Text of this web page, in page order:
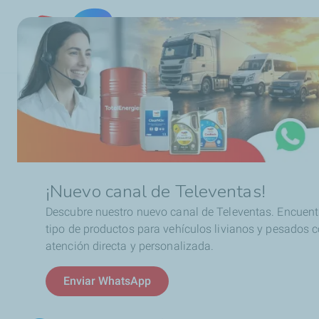
¡Nuevo canal de Televentas!
Descubre nuestro nuevo canal de Televentas.
tipo de productos para vehículos livianos y pesados
atención directa y personalizada.
Enviar WhatsApp
Ruta
de
navegación
Sponsoring